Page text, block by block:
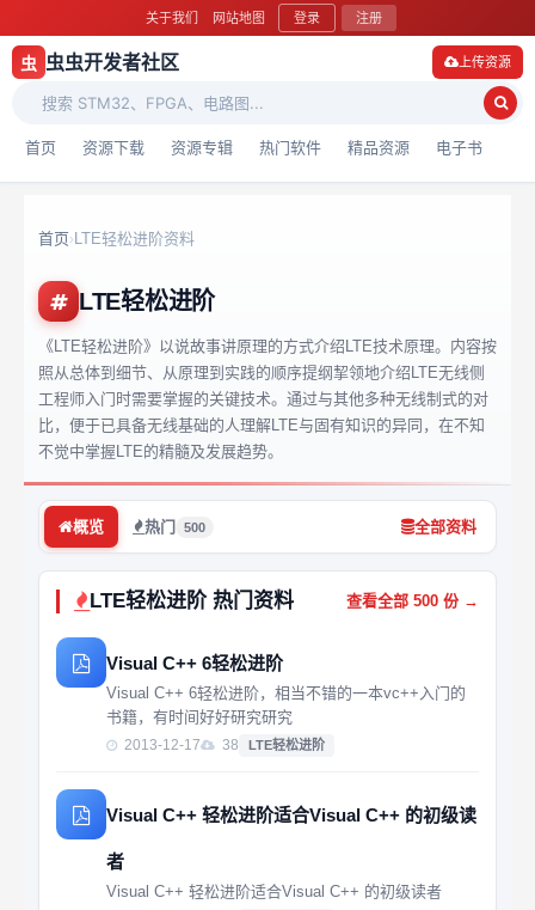
关于我们 网站地图 登录 注册
虫 虫虫开发者社区
首页 资源下载 资源专辑 热门软件 精品资源 电子书
上传资源
首页› LTE轻松进阶资料
LTE轻松进阶
《LTE轻松进阶》以说故事讲原理的方式介绍LTE技术原理。内容按
照从总体到细节、从原理到实践的顺序提纲挈领地介绍LTE无线侧
工程师入门时需要掌握的关键技术。通过与其他多种无线制式的对
比，便于已具备无线基础的人理解LTE与固有知识的异同，在不知
不觉中掌握LTE的精髓及发展趋势。
概览 热门 500 全部资料
LTE轻松进阶 热门资料 查看全部 500 份 →
Visual C++ 6轻松进阶
Visual C++ 6轻松进阶，相当不错的一本vc++入门的
书籍，有时间好好研究研究
2013-12-17 38 LTE轻松进阶
Visual C++ 轻松进阶适合Visual C++ 的初级读
者
Visual C++ 轻松进阶适合Visual C++ 的初级读者